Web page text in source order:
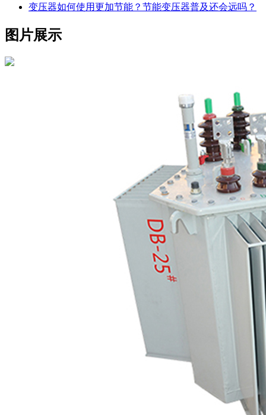
变压器如何使用更加节能？节能变压器普及还会远吗？
图片展示